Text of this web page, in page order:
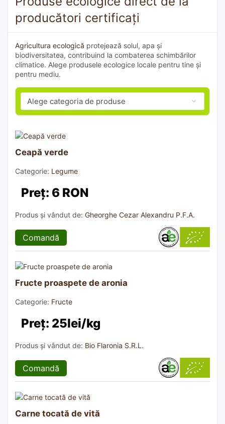
producători certificați
Agricultura ecologică protejează solul, apa și
biodiversitatea, contribuind la combaterea schimbărilor
climatice. Alege produsele ecologice locale pentru tine și
pentru mediu.
Ceapă verde
Categorie: Legume
Preț: 6 RON
Produs și vândut de: Gheorghe Cezar Alexandru P.F.A.
Comandă
Fructe proaspete de aronia
Categorie: Fructe
Preț: 25lei/kg
Produs și vândut de: Bio Flaronia S.R.L.
Comandă
Carne tocată de vită